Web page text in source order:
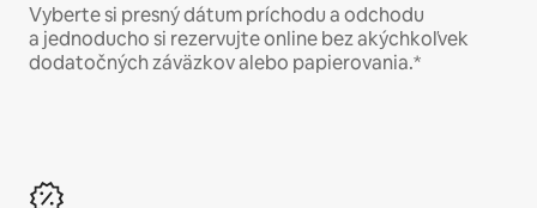
Vyberte si presný dátum príchodu a odchodu
a jednoducho si rezervujte online bez akýchkoľvek
dodatočných záväzkov alebo papierovania.*